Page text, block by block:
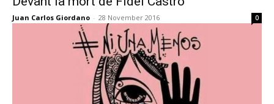
Juan Carlos Giordano - 28 November 2016 0